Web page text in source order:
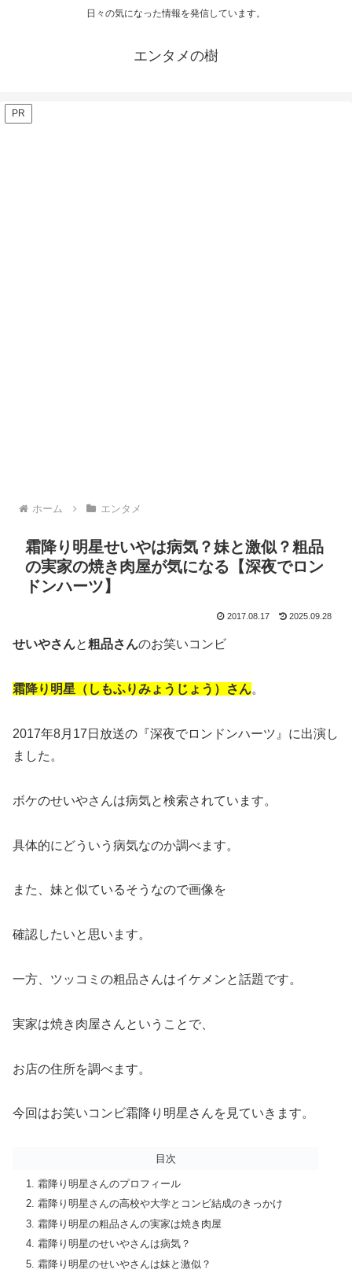
日々の気になった情報を発信しています。
エンタメの樹
PR
ホーム エンタメ
霜降り明星せいやは病気？妹と激似？粗品
の実家の焼き肉屋が気になる【深夜でロン
ドンハーツ】
2017.08.17 2025.09.28
せいやさんと粗品さんのお笑いコンビ
霜降り明星（しもふりみょうじょう）さん。
2017年8月17日放送の『深夜でロンドンハーツ』に出演し
ました。
ボケのせいやさんは病気と検索されています。
具体的にどういう病気なのか調べます。
また、妹と似ているそうなので画像を
確認したいと思います。
一方、ツッコミの粗品さんはイケメンと話題です。
実家は焼き肉屋さんということで、
お店の住所を調べます。
今回はお笑いコンビ霜降り明星さんを見ていきます。
目次
霜降り明星さんのプロフィール
霜降り明星さんの高校や大学とコンビ結成のきっかけ
霜降り明星の粗品さんの実家は焼き肉屋
霜降り明星のせいやさんは病気？
霜降り明星のせいやさんは妹と激似？